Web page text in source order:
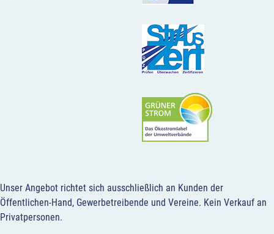
Unser Angebot richtet sich ausschließlich an Kunden der
Öffentlichen-Hand, Gewerbetreibende und Vereine. Kein Verkauf an
Privatpersonen.